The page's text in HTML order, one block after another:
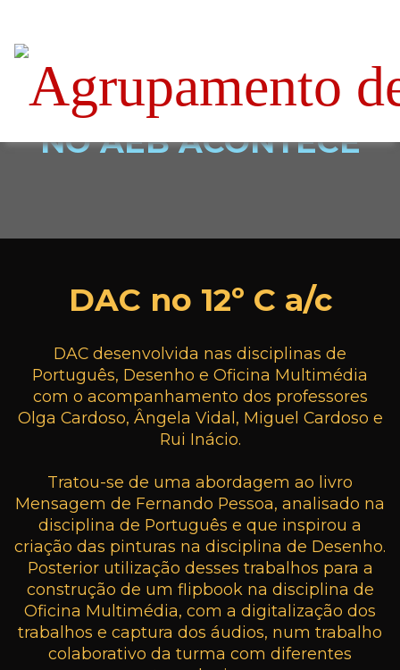
NO AEB ACONTECE
DAC no 12º C a/c
DAC desenvolvida nas disciplinas de
Português, Desenho e Oficina Multimédia
com o acompanhamento dos professores
Olga Cardoso, Ângela Vidal, Miguel Cardoso e
Rui Inácio.
Tratou-se de uma abordagem ao livro
Mensagem de Fernando Pessoa, analisado na
disciplina de Português e que inspirou a
criação das pinturas na disciplina de Desenho.
Posterior utilização desses trabalhos para a
construção de um flipbook na disciplina de
Oficina Multimédia, com a digitalização dos
trabalhos e captura dos áudios, num trabalho
colaborativo da turma com diferentes